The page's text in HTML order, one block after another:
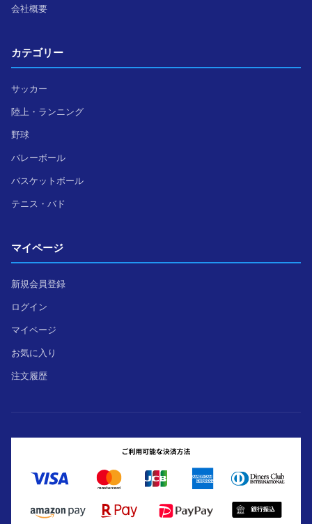
会社概要
カテゴリー
サッカー
陸上・ランニング
野球
バレーボール
バスケットボール
テニス・バド
マイページ
新規会員登録
ログイン
マイページ
お気に入り
注文履歴